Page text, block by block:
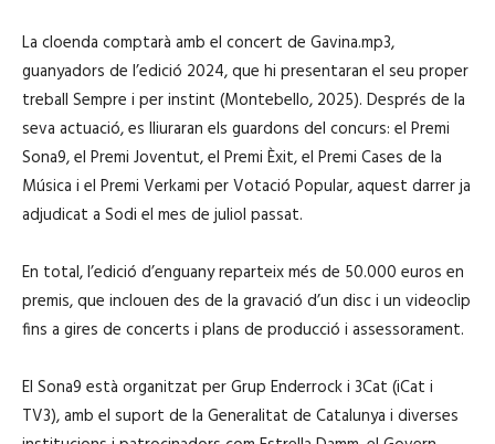
La cloenda comptarà amb el concert de Gavina.mp3,
guanyadors de l’edició 2024, que hi presentaran el seu proper
treball Sempre i per instint (Montebello, 2025). Després de la
seva actuació, es lliuraran els guardons del concurs: el Premi
Sona9, el Premi Joventut, el Premi Èxit, el Premi Cases de la
Música i el Premi Verkami per Votació Popular, aquest darrer ja
adjudicat a Sodi el mes de juliol passat.
En total, l’edició d’enguany reparteix més de 50.000 euros en
premis, que inclouen des de la gravació d’un disc i un videoclip
fins a gires de concerts i plans de producció i assessorament.
El Sona9 està organitzat per Grup Enderrock i 3Cat (iCat i
TV3), amb el suport de la Generalitat de Catalunya i diverses